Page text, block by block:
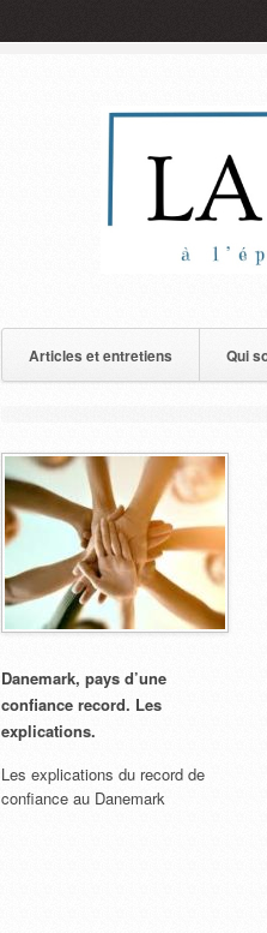
Articles et entretiens Qui
Danemark, pays d’une
confiance record. Les
explications.
Les explications du record de
confiance au Danemark